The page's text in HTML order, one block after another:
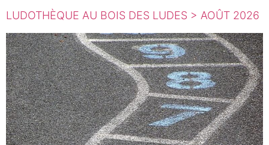
LUDOTHÈQUE AU BOIS DES LUDES > AOÛT 2026